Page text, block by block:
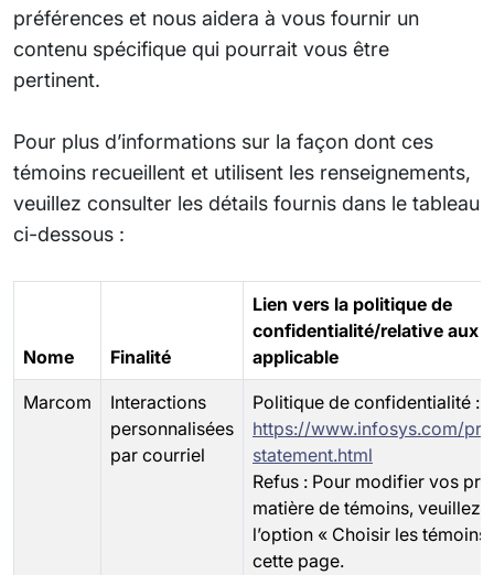
préférences et nous aidera à vous fournir un
contenu spécifique qui pourrait vous être
pertinent.
Pour plus d’informations sur la façon dont ces
témoins recueillent et utilisent les renseignements,
veuillez consulter les détails fournis dans le tableau
ci-dessous :
Nome Finalité
Lien vers la politique de
confidentialité/relative aux
applicable
Marcom
Interactions
personnalisées
par courriel
Politique de confidentialité :
https://www.infosys.com/
statement.html
Refus : Pour modifier vos
matière de témoins, veuillez
l’option « Choisir les témoins
cette page.